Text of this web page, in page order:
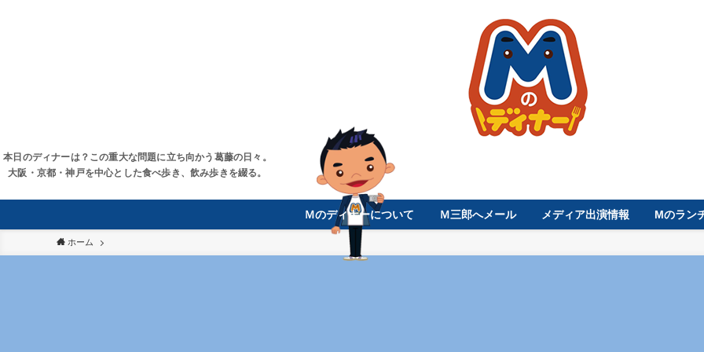
本日のディナーは？この重大な問題に立ち向かう葛藤の日々。
大阪・京都・神戸を中心とした食べ歩き、飲み歩きを綴る。
Ｍのディナーについて Ｍ三郎へメール メディア出演情報 Mのラン
ホーム